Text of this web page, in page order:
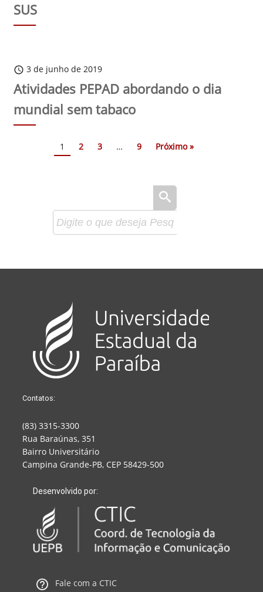
SUS
schedule 3 de junho de 2019
Atividades PEPAD abordando o dia
mundial sem tabaco
1 2 3 … 9 Próximo »
Contatos:
(83) 3315-3300
Rua Baraúnas, 351
Bairro Universitário
Campina Grande-PB, CEP 58429-500
Desenvolvido por:
Fale com a CTIC